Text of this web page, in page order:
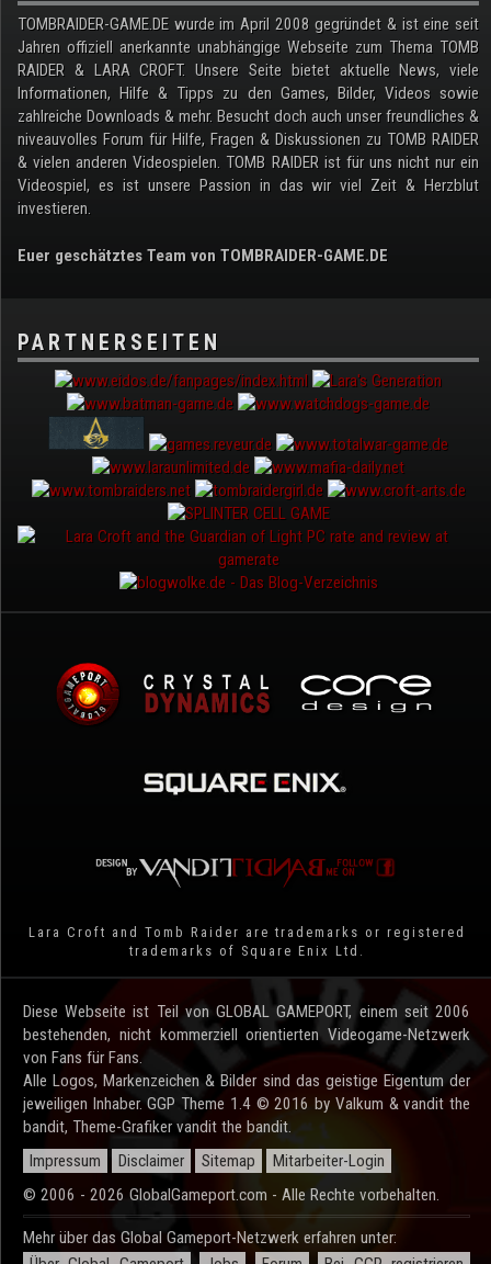
TOMBRAIDER-GAME.DE wurde im April 2008 gegründet & ist eine seit
Jahren offiziell anerkannte unabhängige Webseite zum Thema TOMB
RAIDER & LARA CROFT. Unsere Seite bietet aktuelle News, viele
Informationen, Hilfe & Tipps zu den Games, Bilder, Videos sowie
zahlreiche Downloads & mehr. Besucht doch auch unser freundliches &
niveauvolles Forum für Hilfe, Fragen & Diskussionen zu TOMB RAIDER
& vielen anderen Videospielen. TOMB RAIDER ist für uns nicht nur ein
Videospiel, es ist unsere Passion in das wir viel Zeit & Herzblut
investieren.
Euer geschätztes Team von TOMBRAIDER-GAME.DE
PARTNERSEITEN
Lara Croft and Tomb Raider are trademarks or registered
trademarks of Square Enix Ltd.
Diese Webseite ist Teil von GLOBAL GAMEPORT, einem seit 2006
bestehenden, nicht kommerziell orientierten Videogame-Netzwerk
von Fans für Fans.
Alle Logos, Markenzeichen & Bilder sind das geistige Eigentum der
jeweiligen Inhaber. GGP Theme 1.4 © 2016 by Valkum & vandit the
bandit, Theme-Grafiker vandit the bandit.
Impressum
Disclaimer Sitemap
Mitarbeiter-Login
© 2006 - 2026 GlobalGameport.com - Alle Rechte vorbehalten.
Mehr über das Global Gameport-Netzwerk erfahren unter: